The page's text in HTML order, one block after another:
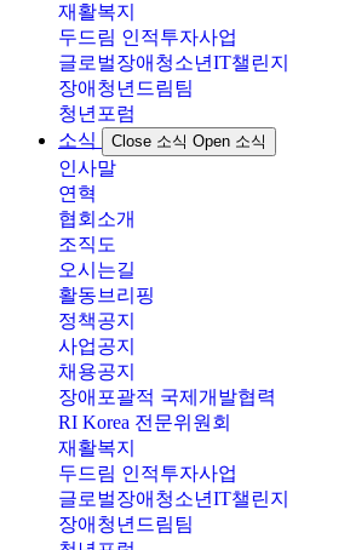
재활복지
두드림 인적투자사업
글로벌장애청소년IT챌린지
장애청년드림팀
청년포럼
소식
Close 소식 Open 소식
인사말
연혁
협회소개
조직도
오시는길
활동브리핑
정책공지
사업공지
채용공지
장애포괄적 국제개발협력
RI Korea 전문위원회
재활복지
두드림 인적투자사업
글로벌장애청소년IT챌린지
장애청년드림팀